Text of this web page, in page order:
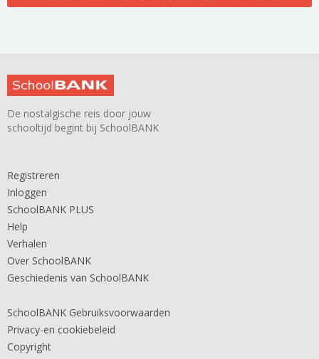
De nostalgische reis door jouw
schooltijd begint bij SchoolBANK
Registreren
Inloggen
SchoolBANK PLUS
Help
Verhalen
Over SchoolBANK
Geschiedenis van SchoolBANK
SchoolBANK Gebruiksvoorwaarden
Privacy-en cookiebeleid
Copyright